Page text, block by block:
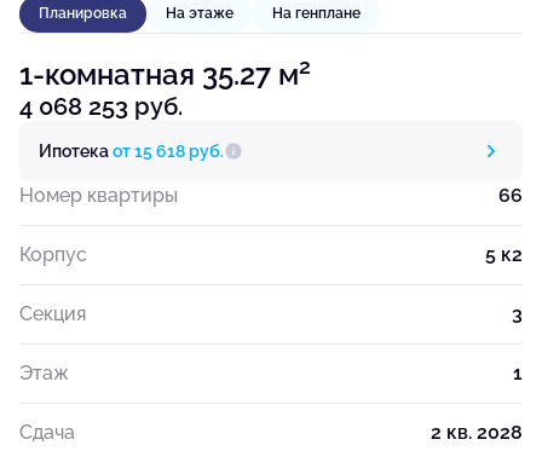
Планировка На этаже На генплане
1-комнатная 35.27 м2
4 068 253 руб.
Ипотекаот 15 618 руб.
Номер квартиры 66
Корпус 5 к2
Секция 3
Этаж 1
Сдача 2 кв. 2028